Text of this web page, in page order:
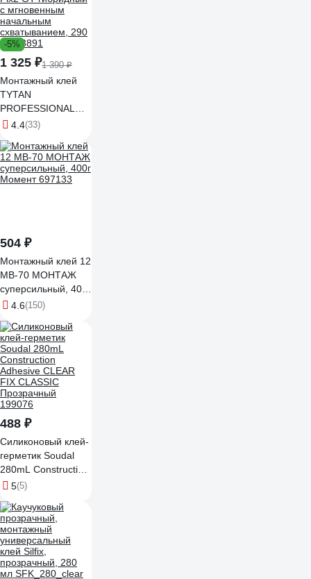
-5%
1 325 ₽1 390 ₽
Монтажный клей
TYTAN
PROFESSIONAL
Fix2 GT гибридный
начальным
схватыванием, 290
мл 73891
4.4(33)
504 ₽
Монтажный клей 12
МВ-70 МОНТАЖ
суперсильный, 400г
Момент 697133
4.6(150)
488 ₽
Силиконовый клей-
герметик Soudal
280mL Construction
Adhesive CLEAR
Прозрачный
199076
5(5)